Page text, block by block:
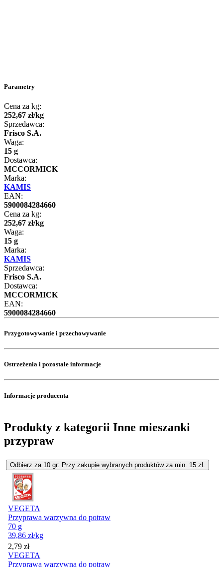
Parametry
Cena za kg:
252,67 zł/kg
Sprzedawca:
Frisco S.A.
Waga:
15 g
Dostawca:
MCCORMICK
Marka:
KAMIS
EAN:
5900084284660
Cena za kg:
252,67 zł/kg
Waga:
15 g
Marka:
KAMIS
Sprzedawca:
Frisco S.A.
Dostawca:
MCCORMICK
EAN:
5900084284660
Przygotowywanie i przechowywanie
Ostrzeżenia i pozostałe informacje
Informacje producenta
Produkty z kategorii Inne mieszanki
przypraw
Odbierz za 10 gr: Przy zakupie wybranych produktów za min. 15 zł.
VEGETA
Przyprawa warzywna do potraw
70 g
39,86 zł/kg
Cena
2,79 zł
VEGETA
Przyprawa warzywna do potraw